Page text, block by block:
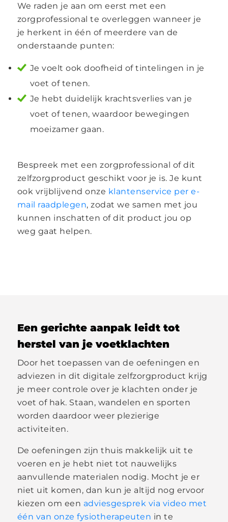
We raden je aan om eerst met een
zorgprofessional te overleggen wanneer je
je herkent in één of meerdere van de
onderstaande punten:
Je voelt ook doofheid of tintelingen in je
voet of tenen.
Je hebt duidelijk krachtsverlies van je
voet of tenen, waardoor bewegingen
moeizamer gaan.
Bespreek met een zorgprofessional of dit
zelfzorgproduct geschikt voor je is. Je kunt
ook vrijblijvend onze klantenservice per e-
mail raadplegen, zodat we samen met jou
kunnen inschatten of dit product jou op
weg gaat helpen.
Een gerichte aanpak leidt tot
herstel van je voetklachten
Door het toepassen van de oefeningen en
adviezen in dit digitale zelfzorgproduct krijg
je meer controle over je klachten onder je
voet of hak. Staan, wandelen en sporten
worden daardoor weer plezierige
activiteiten.
De oefeningen zijn thuis makkelijk uit te
voeren en je hebt niet tot nauwelijks
aanvullende materialen nodig. Mocht je er
niet uit komen, dan kun je altijd nog ervoor
kiezen om een adviesgesprek via video met
één van onze fysiotherapeuten in te